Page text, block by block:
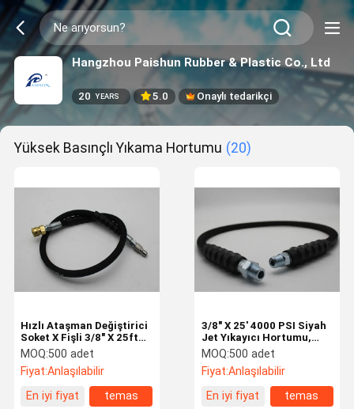
Hangzhou Paishun Rubber & Plastic Co., Ltd
20 YEARS 5.0 Onaylı tedarikçi
Yüksek Basınçlı Yıkama Hortumu (20)
Hızlı Ataşman Değiştirici
Soket X Fişli 3/8" X 25ft
3000 PSI Basınçlı Yıkama
Hortumu
MOQ:500 adet
Fiyat:Anlaşılabilir
En iyi fiyat
temas
3/8" X 25' 4000 PSI Siyah
Jet Yıkayıcı Hortumu,
Erkek X Erkek Döner
Bağlantılı
MOQ:500 adet
Fiyat:Anlaşılabilir
En iyi fiyat
temas